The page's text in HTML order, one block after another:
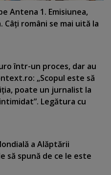
Antena 1. Emisiunea,
români se mai uită la
într-un proces, dar au
„Scopul este să
poate un jurnalist la
Legătura cu
a Alăptării
să spună de ce le este